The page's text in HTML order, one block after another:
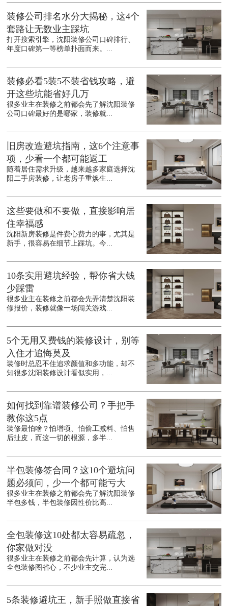
装修公司排名水分大揭秘，这4个
套路让无数业主踩坑
打开搜索引擎，沈阳装修公司口碑排行、
年度口碑第一等榜单扑面而来。...
装修必看5装5不装省钱攻略，避
开这些坑能省好几万
很多业主在装修之前都会先了解沈阳装修
公司口碑最好的是哪家，装修就...
旧房改造避坑指南，这6个注意事
项，少看一个都可能返工
随着居住需求升级，越来越多家庭选择沈
阳二手房装修，让老房子重焕生...
这些要做和不要做，直接影响居
住幸福感
沈阳新房装修是件费心费力的事，尤其是
新手，很容易在细节上踩坑。今...
10条实用避坑经验，帮你省大钱
少踩雷
很多业主在装修之前都会先弄清楚沈阳装
修报价，装修就像一场闯关游戏...
5个无用又费钱的装修设计，别等
入住才追悔莫及
装修时总忍不住追求颜值和多功能，却不
知很多沈阳装修设计看似实用，...
如何找到靠谱装修公司？手把手
教你这5点
装修最怕啥？怕增项、怕偷工减料、怕售
后扯皮，而这一切的根源，多半...
半包装修签合同？这10个避坑问
题必须问，少一个都可能亏大
很多业主在装修之前都会先了解沈阳装修
半包多钱，半包装修因性价比高...
全包装修这10处都太容易疏忽，
你家做对没
很多业主在装修之前都会先计算，认为选
全包装修图省心，不少业主交完...
5条装修避坑王，新手照做直接省